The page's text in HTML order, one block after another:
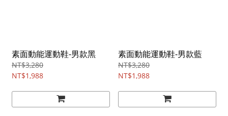
素面動能運動鞋-男款黑
NT$3,280
NT$1,988
素面動能運動鞋-男款藍
NT$3,280
NT$1,988